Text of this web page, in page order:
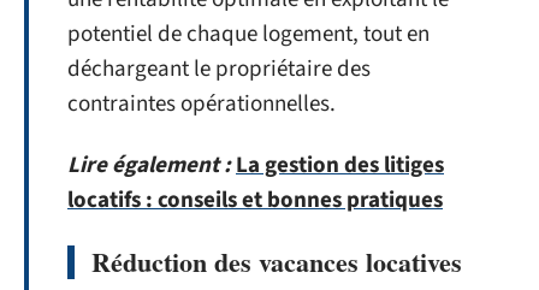
potentiel de chaque logement, tout en
déchargeant le propriétaire des
contraintes opérationnelles.
Lire également :La gestion des litiges
locatifs : conseils et bonnes pratiques
Réduction des vacances locatives